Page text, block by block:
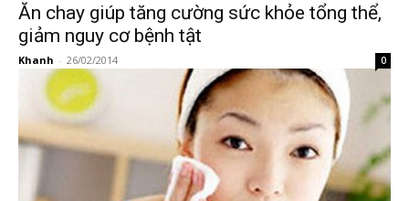
Ăn chay giúp tăng cường sức khỏe tổng thể,
giảm nguy cơ bệnh tật
Khanh - 26/02/2014 0